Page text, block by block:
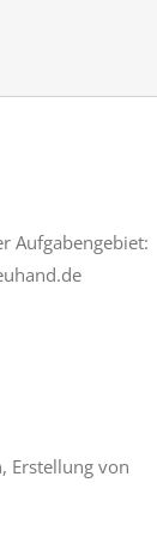
Aufgabengebiet:
Erstellung von